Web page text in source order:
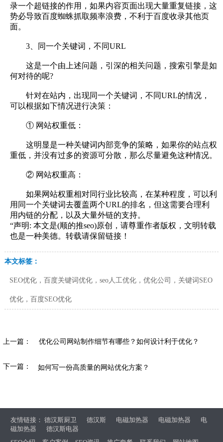
录一个超链接的作用，如果内容页面出现大量重复链接，这
势必导致百度蜘蛛抓取频率浪费，不利于百度收录其他页
面。
3、同一个关键词，不同URL
这是一个由上述问题，引深的相关问题，搜索引擎是如
何对待的呢?
针对在站内，出现同一个关键词，不同URL的情况，
可以根据如下情况进行决策：
① 网站权重低：
这明显是一种关键词内部竞争的策略，如果你的站点权
重低，并没有过多的资源可分散，那么尽量避免这种情况。
② 网站权重高：
如果网站权重相对同行业比较高，在某种程度，可以利
用同一个关键词去覆盖两个URL的排名，但这需要合理利
用内链的分配，以及大量外链的支持。
“声明: 本文是(顺的推seo)原创，请尊重作者版权，文明转载
也是一种美德。转载请保留链接！
本文标签：
SEO优化，百度关键词优化，seo人工优化，优化公司，关键词SEO
优化，百度SEO优化
上一篇： 优化公司网站制作细节有哪些？如何设计利于优化？
下一篇： 如何写一份高质量的网站优化方案？
友情链接：德汉斯厨卫 德汉斯 电磁加热器 电磁加热器
电
磁加热器
德汉斯电器